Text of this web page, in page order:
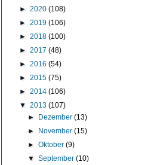
► 2020 (108)
► 2019 (106)
► 2018 (100)
► 2017 (48)
► 2016 (54)
► 2015 (75)
► 2014 (106)
▼ 2013 (107)
► Dezember(13)
► November(15)
►Oktober(9)
▼September(10)